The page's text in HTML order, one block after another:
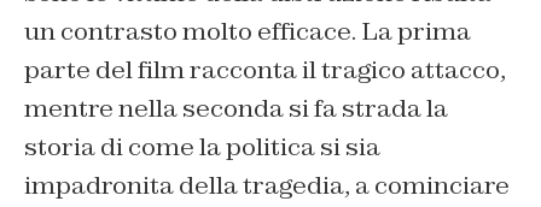
un contrasto molto efficace. La prima
parte del film racconta il tragico attacco,
mentre nella seconda si fa strada la
storia di come la politica si sia
impadronita della tragedia, a cominciare